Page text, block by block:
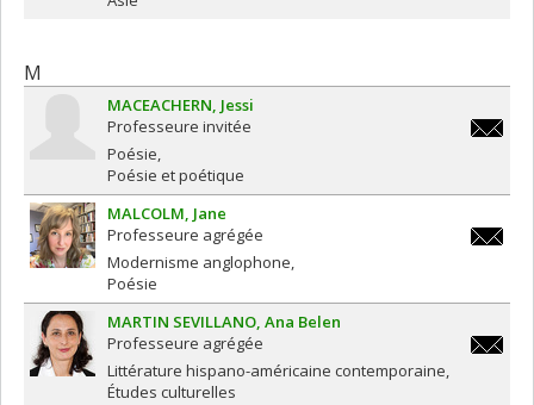
M
MACEACHERN Jessi
Professeure invitée
Poésie
Poésie et poétique
MALCOLM Jane
Professeure agrégée
Modernisme anglophone
Poésie
MARTIN SEVILLANO Ana Belen
Professeure agrégée
Littérature hispano-américaine contemporaine
Études culturelles